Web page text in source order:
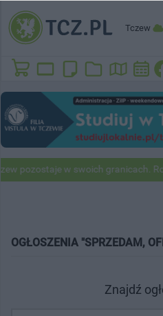
Tczew
pozostaje w swoich granicach.
OGŁOSZENIA "SPRZEDAM,
Znajdź